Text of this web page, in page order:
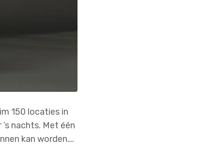
150 locaties in
nachts. Met één
kan worden….